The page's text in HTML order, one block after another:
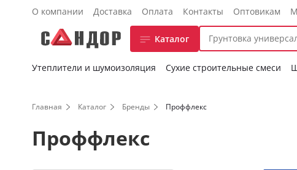
О компании Доставка Оплата Контакты Оптовикам
Каталог
Утеплители и шумоизоляция
Сухие строительные смеси
Главная Каталог Бренды Проффлекс
Проффлекс